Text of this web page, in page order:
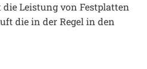
Leistung von Festplatten
die in der Regel in den